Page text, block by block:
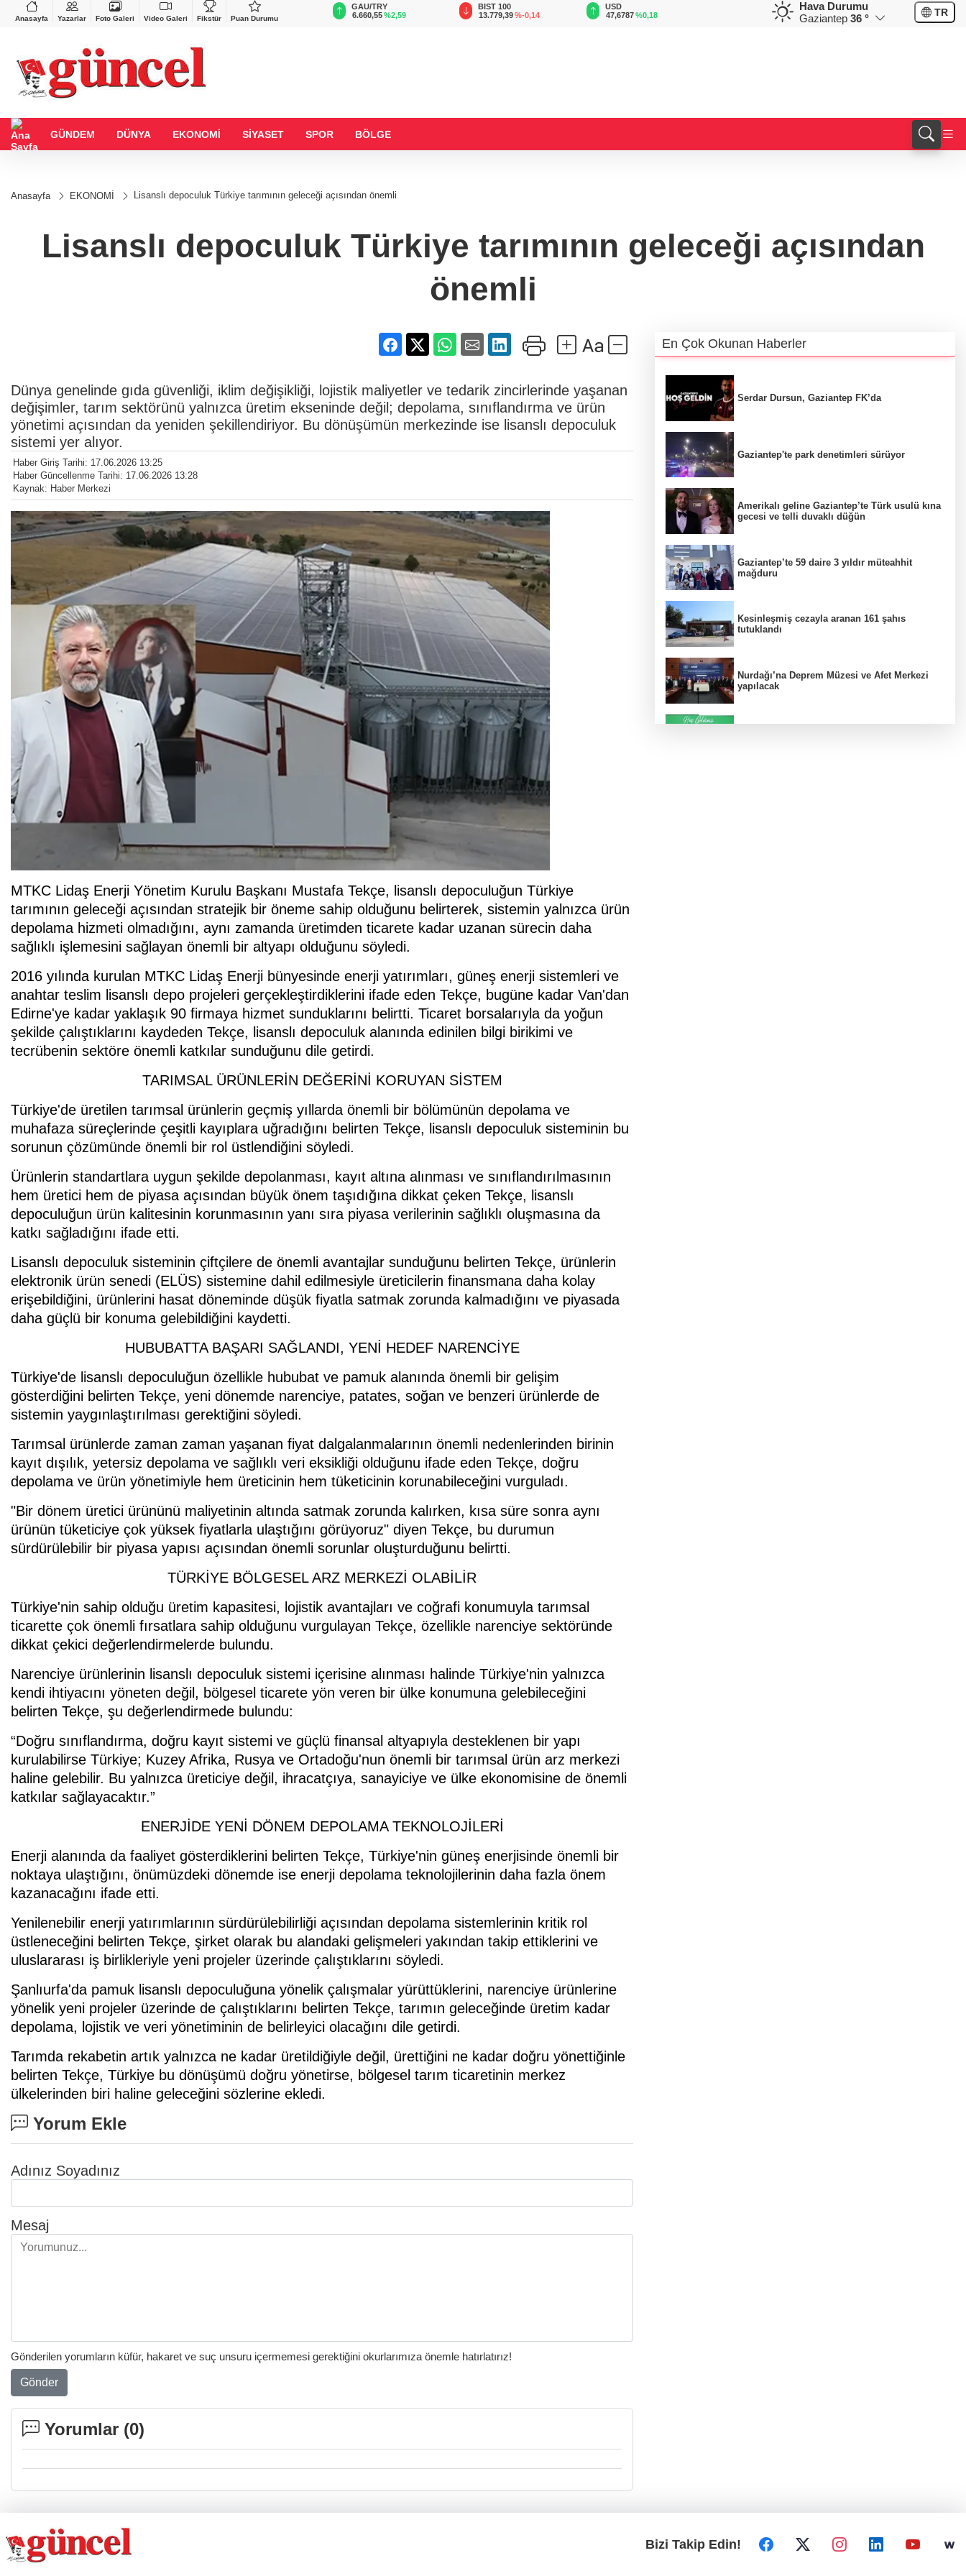
Anasayfa Yazarlar Foto Galeri Video Galeri Fikstür Puan Durumu
%-0,22
VND
0,0018
%0,32
GAU/TRY
6.660,55%2,59
BIST 100
13.779,39%-0,14
USD
47,6787%0,18
EUR
55,1254 %0,32 %0,38
CHF
59,0083
Hava Durumu
Gaziantep 36 ° TR
GÜNDEM DÜNYA EKONOMİ SİYASET SPOR BÖLGE
Anasayfa EKONOMİ Lisanslı depoculuk Türkiye tarımının geleceği açısından önemli
Lisanslı depoculuk Türkiye tarımının geleceği açısından
önemli
Dünya genelinde gıda güvenliği, iklim değişikliği, lojistik maliyetler ve tedarik zincirlerinde yaşanan
değişimler, tarım sektörünü yalnızca üretim ekseninde değil; depolama, sınıflandırma ve ürün
yönetimi açısından da yeniden şekillendiriyor. Bu dönüşümün merkezinde ise lisanslı depoculuk
sistemi yer alıyor.
Haber Giriş Tarihi: 17.06.2026 13:25
Haber Güncellenme Tarihi: 17.06.2026 13:28
Kaynak: Haber Merkezi
MTKC Lidaş Enerji Yönetim Kurulu Başkanı Mustafa Tekçe, lisanslı depoculuğun Türkiye
tarımının geleceği açısından stratejik bir öneme sahip olduğunu belirterek, sistemin yalnızca ürün
depolama hizmeti olmadığını, aynı zamanda üretimden ticarete kadar uzanan sürecin daha
sağlıklı işlemesini sağlayan önemli bir altyapı olduğunu söyledi.
2016 yılında kurulan MTKC Lidaş Enerji bünyesinde enerji yatırımları, güneş enerji sistemleri ve
anahtar teslim lisanslı depo projeleri gerçekleştirdiklerini ifade eden Tekçe, bugüne kadar Van'dan
Edirne'ye kadar yaklaşık 90 firmaya hizmet sunduklarını belirtti. Ticaret borsalarıyla da yoğun
şekilde çalıştıklarını kaydeden Tekçe, lisanslı depoculuk alanında edinilen bilgi birikimi ve
tecrübenin sektöre önemli katkılar sunduğunu dile getirdi.
TARIMSAL ÜRÜNLERİN DEĞERİNİ KORUYAN SİSTEM
Türkiye'de üretilen tarımsal ürünlerin geçmiş yıllarda önemli bir bölümünün depolama ve
muhafaza süreçlerinde çeşitli kayıplara uğradığını belirten Tekçe, lisanslı depoculuk sisteminin bu
sorunun çözümünde önemli bir rol üstlendiğini söyledi.
Ürünlerin standartlara uygun şekilde depolanması, kayıt altına alınması ve sınıflandırılmasının
hem üretici hem de piyasa açısından büyük önem taşıdığına dikkat çeken Tekçe, lisanslı
depoculuğun ürün kalitesinin korunmasının yanı sıra piyasa verilerinin sağlıklı oluşmasına da
katkı sağladığını ifade etti.
Lisanslı depoculuk sisteminin çiftçilere de önemli avantajlar sunduğunu belirten Tekçe, ürünlerin
elektronik ürün senedi (ELÜS) sistemine dahil edilmesiyle üreticilerin finansmana daha kolay
erişebildiğini, ürünlerini hasat döneminde düşük fiyatla satmak zorunda kalmadığını ve piyasada
daha güçlü bir konuma gelebildiğini kaydetti.
HUBUBATTA BAŞARI SAĞLANDI, YENİ HEDEF NARENCİYE
Türkiye'de lisanslı depoculuğun özellikle hububat ve pamuk alanında önemli bir gelişim
gösterdiğini belirten Tekçe, yeni dönemde narenciye, patates, soğan ve benzeri ürünlerde de
sistemin yaygınlaştırılması gerektiğini söyledi.
Tarımsal ürünlerde zaman zaman yaşanan fiyat dalgalanmalarının önemli nedenlerinden birinin
kayıt dışılık, yetersiz depolama ve sağlıklı veri eksikliği olduğunu ifade eden Tekçe, doğru
depolama ve ürün yönetimiyle hem üreticinin hem tüketicinin korunabileceğini vurguladı.
"Bir dönem üretici ürününü maliyetinin altında satmak zorunda kalırken, kısa süre sonra aynı
ürünün tüketiciye çok yüksek fiyatlarla ulaştığını görüyoruz" diyen Tekçe, bu durumun
sürdürülebilir bir piyasa yapısı açısından önemli sorunlar oluşturduğunu belirtti.
TÜRKİYE BÖLGESEL ARZ MERKEZİ OLABİLİR
Türkiye'nin sahip olduğu üretim kapasitesi, lojistik avantajları ve coğrafi konumuyla tarımsal
ticarette çok önemli fırsatlara sahip olduğunu vurgulayan Tekçe, özellikle narenciye sektöründe
dikkat çekici değerlendirmelerde bulundu.
Narenciye ürünlerinin lisanslı depoculuk sistemi içerisine alınması halinde Türkiye'nin yalnızca
kendi ihtiyacını yöneten değil, bölgesel ticarete yön veren bir ülke konumuna gelebileceğini
belirten Tekçe, şu değerlendirmede bulundu:
“Doğru sınıflandırma, doğru kayıt sistemi ve güçlü finansal altyapıyla desteklenen bir yapı
kurulabilirse Türkiye; Kuzey Afrika, Rusya ve Ortadoğu'nun önemli bir tarımsal ürün arz merkezi
haline gelebilir. Bu yalnızca üreticiye değil, ihracatçıya, sanayiciye ve ülke ekonomisine de önemli
katkılar sağlayacaktır.”
ENERJİDE YENİ DÖNEM DEPOLAMA TEKNOLOJİLERİ
Enerji alanında da faaliyet gösterdiklerini belirten Tekçe, Türkiye'nin güneş enerjisinde önemli bir
noktaya ulaştığını, önümüzdeki dönemde ise enerji depolama teknolojilerinin daha fazla önem
kazanacağını ifade etti.
Yenilenebilir enerji yatırımlarının sürdürülebilirliği açısından depolama sistemlerinin kritik rol
üstleneceğini belirten Tekçe, şirket olarak bu alandaki gelişmeleri yakından takip ettiklerini ve
uluslararası iş birlikleriyle yeni projeler üzerinde çalıştıklarını söyledi.
Şanlıurfa'da pamuk lisanslı depoculuğuna yönelik çalışmalar yürüttüklerini, narenciye ürünlerine
yönelik yeni projeler üzerinde de çalıştıklarını belirten Tekçe, tarımın geleceğinde üretim kadar
depolama, lojistik ve veri yönetiminin de belirleyici olacağını dile getirdi.
Tarımda rekabetin artık yalnızca ne kadar üretildiğiyle değil, ürettiğini ne kadar doğru yönettiğinle
belirten Tekçe, Türkiye bu dönüşümü doğru yönetirse, bölgesel tarım ticaretinin merkez
ülkelerinden biri haline geleceğini sözlerine ekledi.
Yorum Ekle
Adınız Soyadınız
Mesaj
Gönderilen yorumların küfür, hakaret ve suç unsuru içermemesi gerektiğini okurlarımıza önemle hatırlatırız!
Gönder
Yorumlar (0)
En Çok Okunan Haberler
Serdar Dursun, Gaziantep FK’da
Gaziantep'te park denetimleri sürüyor
Amerikalı geline Gaziantep’te Türk usulü kına
gecesi ve telli duvaklı düğün
Gaziantep’te 59 daire 3 yıldır müteahhit
mağduru
Kesinleşmiş cezayla aranan 161 şahıs
tutuklandı
Nurdağı’na Deprem Müzesi ve Afet Merkezi
yapılacak
Bizi Takip Edin!